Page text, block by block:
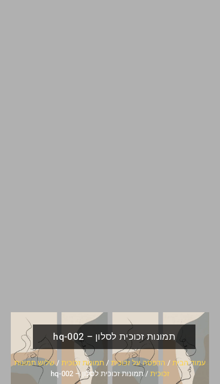
תמונות זכוכית לסלון – hq-002
עמוד הבית/ הדפסה על זכוכית/ תמונות זכוכית/שלוש תמונות
זכוכית/ תמונות זכוכית לסלון – hq-002